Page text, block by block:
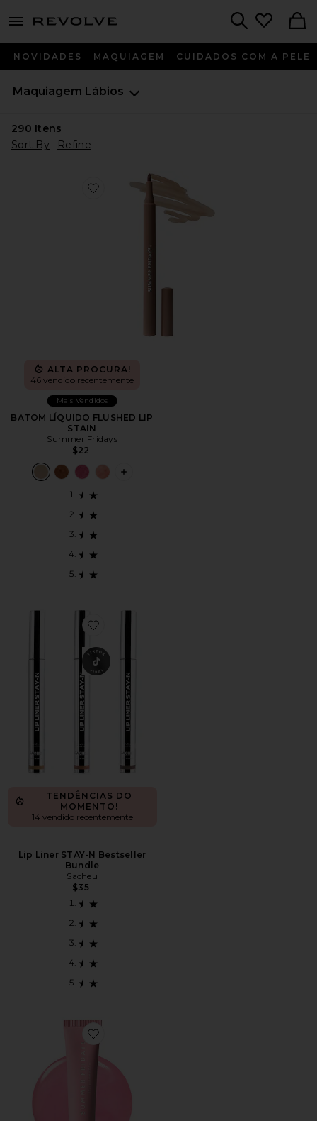
menu - shows more content
NOVIDADES MAQUIAGEM CUIDADOS COM A PELE
Maquiagem Lábios
290 Itens
Sort By
Refine
Favorite BATOM LÍQUIDO FLUSHED LIP STAIN
ALTA PROCURA!
46 vendido recentemente
Mais Vendidos
BATOM LÍQUIDO FLUSHED LIP
STAIN
Summer Fridays
$22
PLUS ICON TO SEE MORE OPTIONS
Favorite Lip Liner STAY-N Bestseller Bundle
TENDÊNCIAS DO
MOMENTO!
14 vendido recentemente
Lip Liner STAY-N Bestseller
Bundle
Sacheu
$35
Favorite Limited Edition Lip Butter Balm